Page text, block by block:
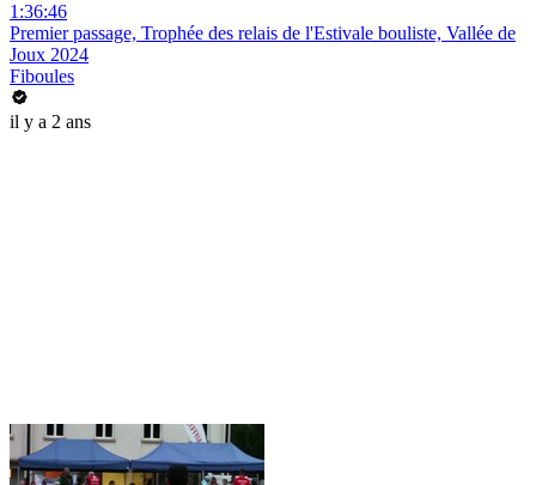
1:36:46
Premier passage, Trophée des relais de l'Estivale bouliste, Vallée de
Joux 2024
Fiboules
il y a 2 ans